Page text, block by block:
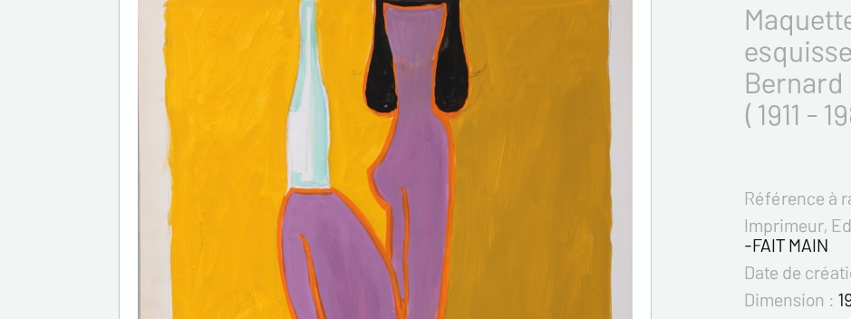
Bernard
( 1911 -
Référence à
Imprimeur,
-FAIT MAIN
Date de
Dimension :